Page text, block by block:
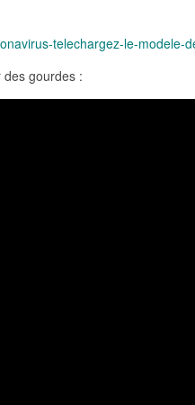
telechargez-le-modele-
des gourdes :